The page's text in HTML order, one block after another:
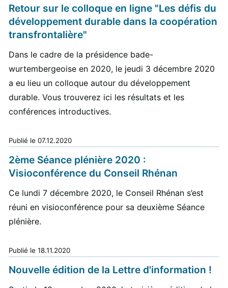
Retour sur le colloque en ligne "Les défis du
développement durable dans la coopération
transfrontalière"
Dans le cadre de la présidence bade-
wurtembergeoise en 2020, le jeudi 3 décembre 2020
a eu lieu un colloque autour du développement
durable. Vous trouverez ici les résultats et les
conférences introductives.
Publié le07.12.2020
2ème Séance plénière 2020 :
Visioconférence du Conseil Rhénan
Ce lundi 7 décembre 2020, le Conseil Rhénan s’est
réuni en visioconférence pour sa deuxième Séance
plénière.
Publié le18.11.2020
Nouvelle édition de la Lettre d'information !